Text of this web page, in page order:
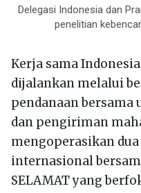
Delegasi Indonesia dan
penelitian
Kerja sama
dijalankan melalui
pendanaan
dan pengiriman
mengoperasikan
internasional
SELAMAT yang